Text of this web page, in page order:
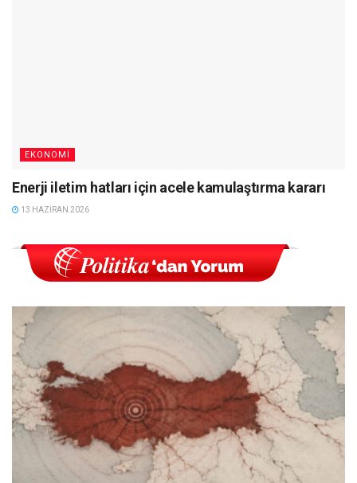
EKONOMI
Enerji iletim hatları için acele kamulaştırma kararı
13 HAZIRAN 2026